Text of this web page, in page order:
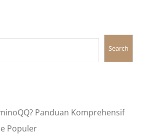
Search
Panduan Komprehensif
Populer